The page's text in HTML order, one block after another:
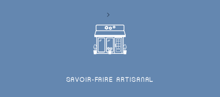
SAVOIR-FAIRE ARTISANAL